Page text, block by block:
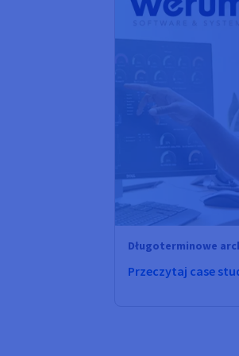
Długoterminowe
Przeczytaj case